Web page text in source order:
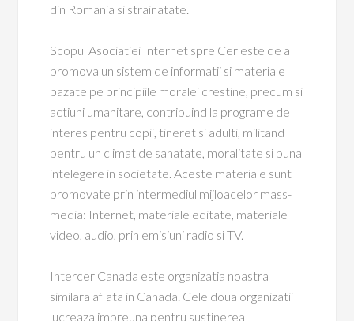
din Romania si strainatate.
Scopul Asociatiei Internet spre Cer este de a
promova un sistem de informatii si materiale
bazate pe principiile moralei crestine, precum si
actiuni umanitare, contribuind la programe de
interes pentru copii, tineret si adulti, militand
pentru un climat de sanatate, moralitate si buna
intelegere in societate. Aceste materiale sunt
promovate prin intermediul mijloacelor mass-
media: Internet, materiale editate, materiale
video, audio, prin emisiuni radio si TV.
Intercer Canada este organizatia noastra
similara aflata in Canada. Cele doua organizatii
lucreaza impreuna pentru sustinerea